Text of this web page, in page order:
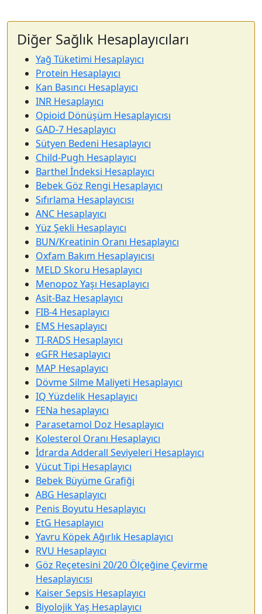
Diğer Sağlık Hesaplayıcıları
Yağ Tüketimi Hesaplayıcı
Protein Hesaplayıcı
Kan Basıncı Hesaplayıcı
INR Hesaplayıcı
Opioid Dönüşüm Hesaplayıcısı
GAD-7 Hesaplayıcı
Sütyen Bedeni Hesaplayıcı
Child-Pugh Hesaplayıcı
Barthel İndeksi Hesaplayıcı
Bebek Göz Rengi Hesaplayıcı
Sıfırlama Hesaplayıcısı
ANC Hesaplayıcı
Yüz Şekli Hesaplayıcı
BUN/Kreatinin Oranı Hesaplayıcı
Oxfam Bakım Hesaplayıcısı
MELD Skoru Hesaplayıcı
Menopoz Yaşı Hesaplayıcı
Asit-Baz Hesaplayıcı
FIB-4 Hesaplayıcı
EMS Hesaplayıcı
TI-RADS Hesaplayıcı
eGFR Hesaplayıcı
MAP Hesaplayıcı
Dövme Silme Maliyeti Hesaplayıcı
IQ Yüzdelik Hesaplayıcı
FENa hesaplayıcı
Parasetamol Doz Hesaplayıcı
Kolesterol Oranı Hesaplayıcı
İdrarda Adderall Seviyeleri Hesaplayıcı
Vücut Tipi Hesaplayıcı
Bebek Büyüme Grafiği
ABG Hesaplayıcı
Penis Boyutu Hesaplayıcı
EtG Hesaplayıcı
Yavru Köpek Ağırlık Hesaplayıcı
RVU Hesaplayıcı
Göz Reçetesini 20/20 Ölçeğine Çevirme
Hesaplayıcısı
Kaiser Sepsis Hesaplayıcı
Biyolojik Yaş Hesaplayıcı